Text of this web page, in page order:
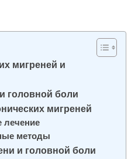
мигреней и
головной боли
мигреней
лечение
методы
и головной боли